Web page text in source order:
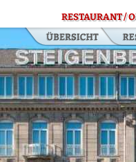
RESTAURANT /